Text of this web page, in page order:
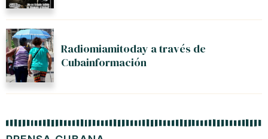
Radiomiamitoday a través de
Cubainformación